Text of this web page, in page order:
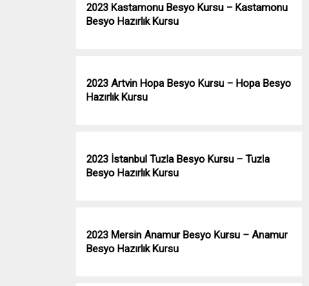
2023 Kastamonu Besyo Kursu – Kastamonu
Besyo Hazırlık Kursu
2023 Artvin Hopa Besyo Kursu – Hopa Besyo
Hazırlık Kursu
2023 İstanbul Tuzla Besyo Kursu – Tuzla
Besyo Hazırlık Kursu
2023 Mersin Anamur Besyo Kursu – Anamur
Besyo Hazırlık Kursu